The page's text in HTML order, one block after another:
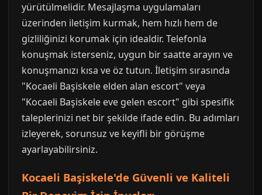
yürütülmelidir. Mesajlaşma uygulamaları
üzerinden iletişim kurmak, hem hızlı hem de
gizliliğinizi korumak için idealdir. Telefonla
konuşmak isterseniz, uygun bir saatte arayın ve
konuşmanızı kısa ve öz tutun. İletişim sırasında
"Kocaeli Başiskele elden alan escort" veya
"Kocaeli Başiskele eve gelen escort" gibi spesifik
taleplerinizi net bir şekilde ifade edin. Bu adımları
izleyerek, sorunsuz ve keyifli bir görüşme
ayarlayabilirsiniz.
Kocaeli Başiskele'de Güvenli ve Kaliteli